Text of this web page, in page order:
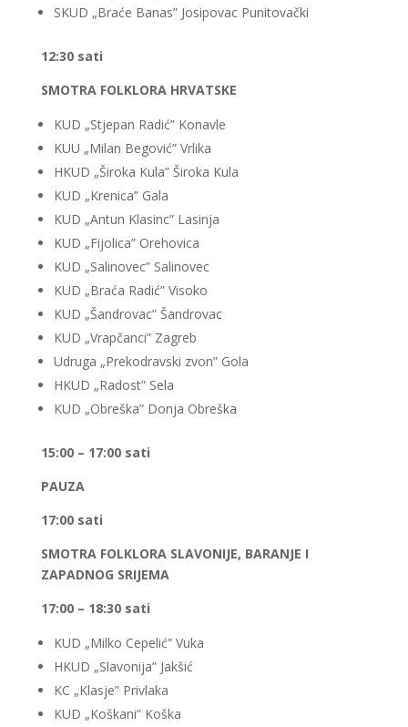
SKUD „Braće Banas” Josipovac Punitovački
12:30 sati
SMOTRA FOLKLORA HRVATSKE
KUD „Stjepan Radić” Konavle
KUU „Milan Begović” Vrlika
HKUD „Široka Kula” Široka Kula
KUD „Krenica” Gala
KUD „Antun Klasinc” Lasinja
KUD „Fijolica” Orehovica
KUD „Salinovec” Salinovec
KUD „Braća Radić” Visoko
KUD „Šandrovac” Šandrovac
KUD „Vrapčanci” Zagreb
Udruga „Prekodravski zvon” Gola
HKUD „Radost” Sela
KUD „Obreška” Donja Obreška
15:00 – 17:00 sati
PAUZA
17:00 sati
SMOTRA FOLKLORA SLAVONIJE, BARANJE I
ZAPADNOG SRIJEMA
17:00 – 18:30 sati
KUD „Milko Cepelić” Vuka
HKUD „Slavonija” Jakšić
KC „Klasje” Privlaka
KUD „Koškani” Koška